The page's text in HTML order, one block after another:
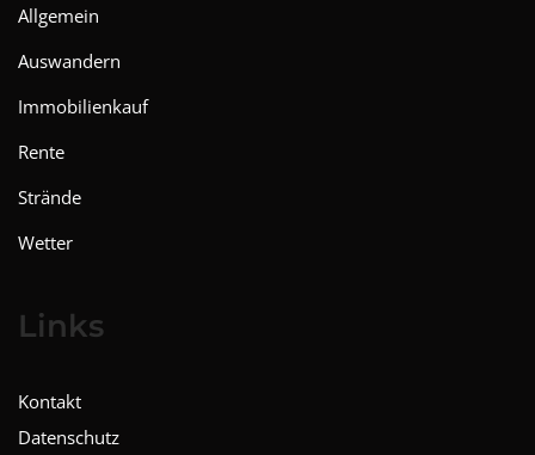
Allgemein
Auswandern
Immobilienkauf
Rente
Strände
Wetter
Links
Kontakt
Datenschutz